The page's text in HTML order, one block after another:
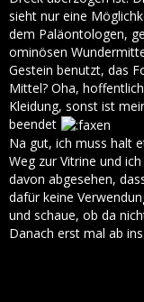
sieht nur eine
dem Paläontologen,
ominösen
Gestein benutzt, das
Mittel? Oha,
Kleidung, sonst ist
beendet
Na gut, ich muss halt
Weg zur Vitrine und
davon abgesehen,
dafür keine
und schaue, ob da
Danach erst mal ab